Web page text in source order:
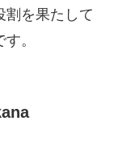
割を果たして
。